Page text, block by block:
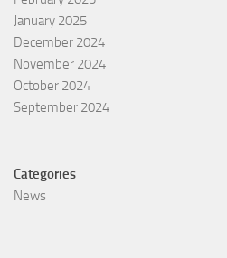
January 2025
December 2024
November 2024
October 2024
September 2024
Categories
News